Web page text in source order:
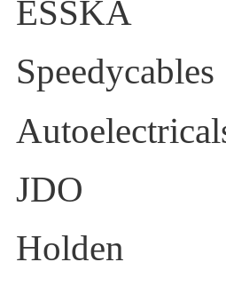
ESSKA
Speedycables
JDO
Holden